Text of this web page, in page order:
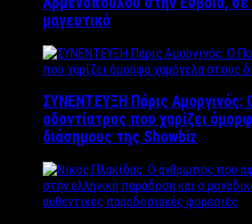
μαγευτικό
ΣΥΝΕΝΤΕΥΞΗ Πάρις Αμοργινός:
οδοντίατρος που χαρίζει
διάσημους της Showbiz